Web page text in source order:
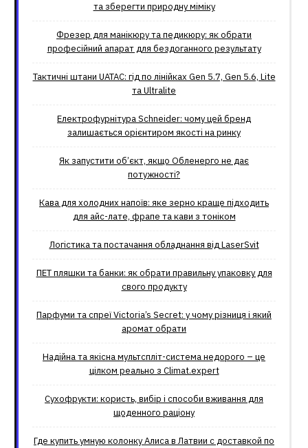
та зберегти природну міміку
Фрезер для манікюру та педикюру: як обрати
професійний апарат для бездоганного результату
Тактичні штани UATAC: гід по лінійках Gen 5.7, Gen 5.6, Lite
та Ultralite
Електрофурнітура Schneider: чому цей бренд
залишається орієнтиром якості на ринку
Як запустити об’єкт, якщо Обленерго не дає
потужності?
Кава для холодних напоїв: яке зерно краще підходить
для айс-лате, фрапе та кави з тоніком
Логістика та постачання обладнання від LaserSvit
ПЕТ пляшки та банки: як обрати правильну упаковку для
свого продукту
Парфуми та спреї Victoria’s Secret: у чому різниця і який
аромат обрати
Надійна та якісна мультспліт-система недорого – це
цілком реально з Climat.еxpert
Сухофрукти: користь, вибір і способи вживання для
щоденного раціону
Где купить умную колонку Алиса в Латвии с доставкой по